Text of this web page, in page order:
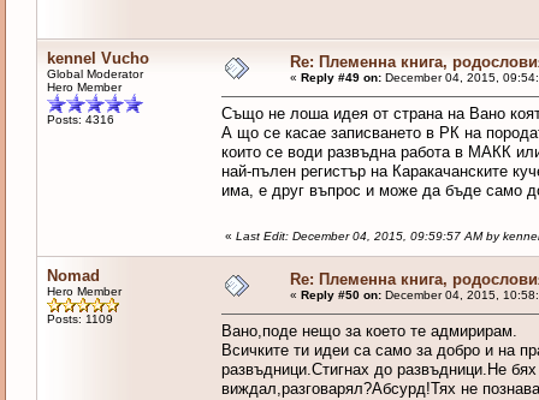
kennel Vucho
Global Moderator
Hero Member
Posts: 4316
Re: Племенна книга,
« Reply #49 on:December 04, 2015,
Също не лоша идея от страна на Вано
А що се касае записването в РК на
които се води развъдна работа в МАКК
най-пълен регистър на Каракачанските
има, е друг въпрос и може да бъде само
« Last Edit: December 04, 2015, 09:59:57 AM by
Nomad
Hero Member
Posts: 1109
Re: Племенна книга,
« Reply #50 on:December 04, 2015,
Вано,поде нещо за което те адмирирам.
Всичките ти идеи са само за добро и на
развъдници.Стигнах до развъдници.Не
виждал,разговарял?Абсурд!Тях не